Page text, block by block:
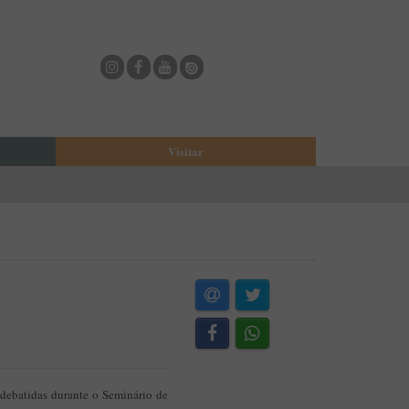
Visitar
Cine-Teatro de Estarreja
Casa-Museu Solheiro Madureira
ESTAU - Arte Urbana
durante o Seminário de